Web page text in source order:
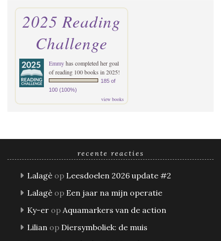
2025 Reading
Challenge
Emmyhas completed her goal
of reading 100 books in 2025!
185 of
100 (100%)
view books
recente reacties
Lalagè op Leesdoelen 2026 update #2
Lalagè op Een jaar na mijn operatie
Ky-er op Aquamarkers van de action
Lilian op Diersymboliek: de muis